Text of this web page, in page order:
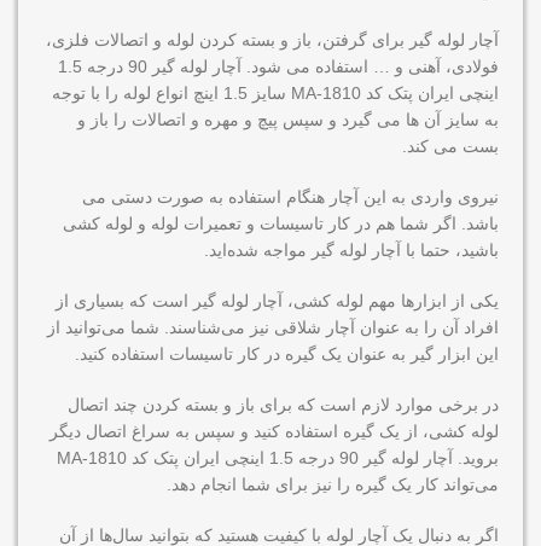
آچار لوله گیر برای گرفتن، باز و بسته کردن لوله و اتصالات فلزی،
فولادی، آهنی و … استفاده می شود. آچار لوله گیر 90 درجه 1.5
اینچی ایران پتک کد MA-1810 سایز 1.5 اینچ انواع لوله را با توجه
به سایز آن ها می گیرد و سپس پیچ و مهره و اتصالات را باز و
بست می کند.
نیروی واردی به این آچار هنگام استفاده به صورت دستی می
باشد. اگر شما هم در کار تاسیسات و تعمیرات لوله و لوله‌ کشی
باشید، حتما با آچار لوله‌ گیر مواجه شده‌اید.
یکی از ابزارها مهم لوله کشی، آچار لوله گیر است که بسیاری از
افراد آن را به عنوان آچار شلاقی نیز می‌شناسند. شما می‌توانید از
این ابزار گیر به عنوان یک گیره در کار تاسیسات استفاده کنید.
در برخی موارد لازم است که برای باز و بسته کردن چند اتصال
لوله کشی، از یک گیره استفاده کنید و سپس به سراغ اتصال دیگر
بروید. آچار لوله گیر 90 درجه 1.5 اینچی ایران پتک کد MA-1810
می‌تواند کار یک گیره را نیز برای شما انجام دهد.
اگر به دنبال یک آچار لوله با کیفیت هستید که بتوانید سال‌ها از آن